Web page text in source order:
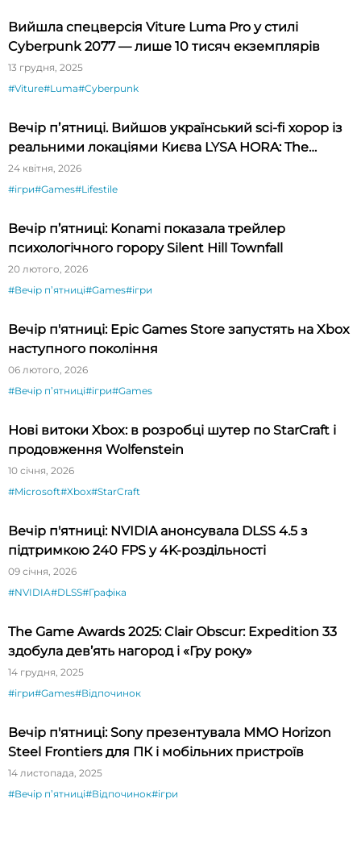
Вийшла спецверсія Viture Luma Pro у стилі
Cyberpunk 2077 — лише 10 тисяч екземплярів
13 грудня, 2025
#Viture#Luma#Cyberpunk
Вечір пʼятниці. Вийшов український sci-fi хорор із
реальними локаціями Києва LYSA HORA: The
Haunted Hill
24 квітня, 2026
#ігри#Games#Lifestile
Вечір п’ятниці: Konami показала трейлер
психологічного горору Silent Hill Townfall
20 лютого, 2026
#Вечір пʼятниці#Games#ігри
Вечір п'ятниці: Epic Games Store запустять на Xbox
наступного покоління
06 лютого, 2026
#Вечір пʼятниці#ігри#Games
Нові витоки Xbox: в розробці шутер по StarCraft і
продовження Wolfenstein
10 січня, 2026
#Microsoft#Xbox#StarCraft
Вечір п'ятниці: NVIDIA анонсувала DLSS 4.5 з
підтримкою 240 FPS у 4K-роздільності
09 січня, 2026
#NVIDIA#DLSS#Графіка
The Game Awards 2025: Clair Obscur: Expedition 33
здобула дев’ять нагород і «Гру року»
14 грудня, 2025
#ігри#Games#Відпочинок
Вечір п'ятниці: Sony презентувала MMO Horizon
Steel Frontiers для ПК і мобільних пристроїв
14 листопада, 2025
#Вечір пʼятниці#Відпочинок#ігри